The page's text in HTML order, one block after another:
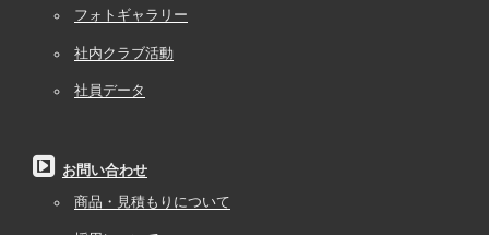
フォトギャラリー
社内クラブ活動
社員データ
お問い合わせ
商品・見積もりについて